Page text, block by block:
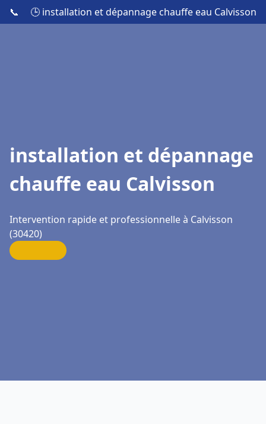
📞 🕒 installation et dépannage chauffe eau Calvisson
installation et dépannage
chauffe eau Calvisson
Intervention rapide et professionnelle à Calvisson
(30420)